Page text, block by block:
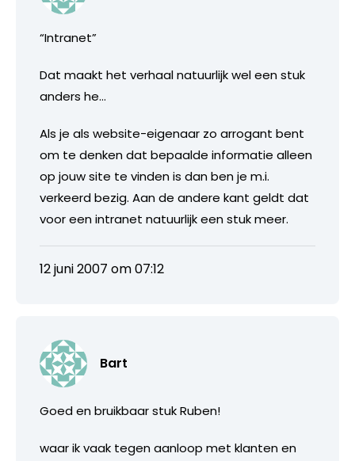
“Intranet”
Dat maakt het verhaal natuurlijk wel een stuk
anders he…
Als je als website-eigenaar zo arrogant bent
om te denken dat bepaalde informatie alleen
op jouw site te vinden is dan ben je m.i.
verkeerd bezig. Aan de andere kant geldt dat
voor een intranet natuurlijk een stuk meer.
12 juni 2007 om 07:12
Bart
Goed en bruikbaar stuk Ruben!
waar ik vaak tegen aanloop met klanten en